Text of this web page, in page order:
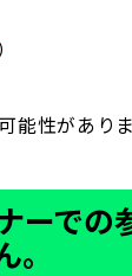
性がありま
ーでの